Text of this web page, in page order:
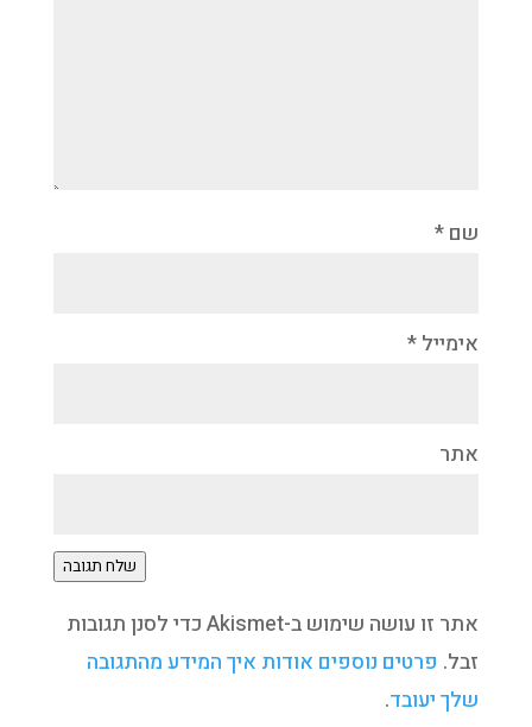
שם *
אימייל *
אתר
שלח תגובה
אתר זו עושה שימוש ב-Akismet כדי לסנן תגובות
זבל. פרטים נוספים אודות איך המידע מהתגובה
שלך יעובד.